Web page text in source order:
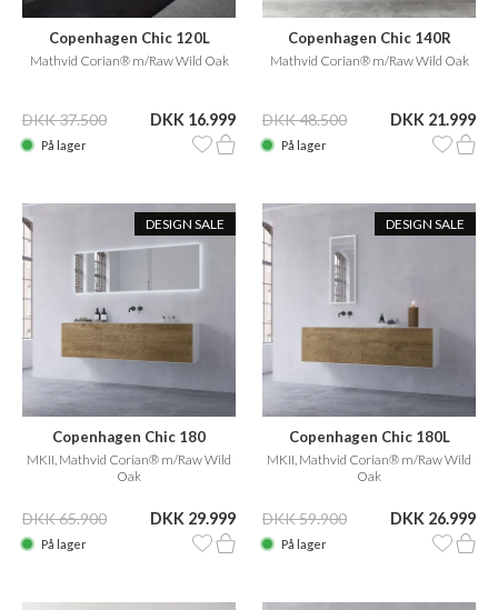
Copenhagen Chic 120L
Mathvid Corian® m/Raw Wild Oak
DKK 37.500 DKK 16.999
På lager
Copenhagen Chic 140R
Mathvid Corian® m/Raw Wild Oak
DKK 48.500 DKK 21.999
På lager
DESIGN SALE
Copenhagen Chic 180
MKII, Mathvid Corian® m/Raw Wild
Oak
DKK 65.900 DKK 29.999
På lager
DESIGN SALE
Copenhagen Chic 180L
MKII, Mathvid Corian® m/Raw Wild
Oak
DKK 59.900 DKK 26.999
På lager